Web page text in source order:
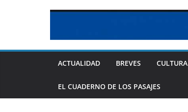
ACTUALIDAD BREVES CULTURA
EL CUADERNO DE LOS PASAJES